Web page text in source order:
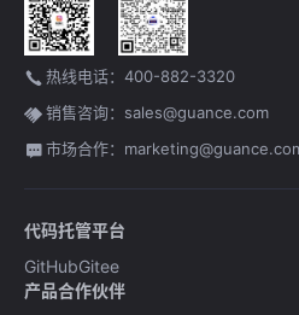
热线电话：400-882-3320
销售咨询：sales@guance.com
市场合作：
代码托管平台
GitHubGitee
产品合作伙伴